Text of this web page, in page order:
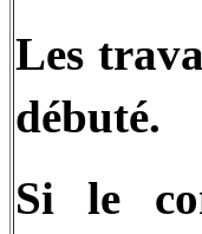
Les
débuté.
Si le